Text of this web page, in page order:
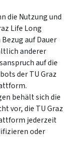
die Nutzung und
Life Long
auf Dauer
anderer
auf die
der TU Graz
behält sich die
vor, die TU Graz
jederzeit
oder